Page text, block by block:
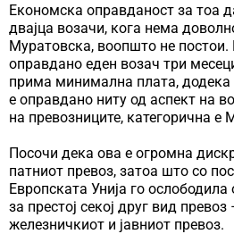
Економска оправданост за тоа
двајца возачи, кога нема
Муратовска, воопшто не постои.
оправдано еден возач три
прима минимална плата, додека
е оправдано ниту од аспект на
на превозниците, категорична е
Посочи дека ова е огромна
патниот превоз, затоа што со
Европската Унија го
за престој секој друг вид
железничкиот и јавниот превоз.